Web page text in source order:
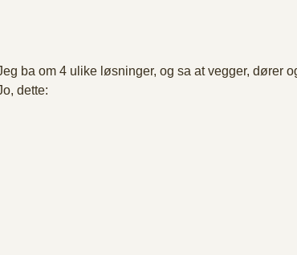
ba om 4 ulike løsninger, og sa at vegger, dører
dette: